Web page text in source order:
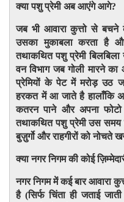
क्या पशु प्रेमी अब आएंगे आगे?
जब भी आवारा कुत्तो से
उसका मुकाबला करता है
तथाकथित पशु प्रेमी
वन विभाग जब गोली मारने
प्रेमियों के पेट में मरोड़ उठ
हरकत में आ जाते है हालाँकि
कतरन पाने और अपना
तथाकथित पशु प्रेमी उस समय
बुज़ुर्गो और राहगीरों को नोचते
क्या नगर निगम की कोई
नगर निगम में कई बार आवारा
है (सिर्फ चिंता ही जताई